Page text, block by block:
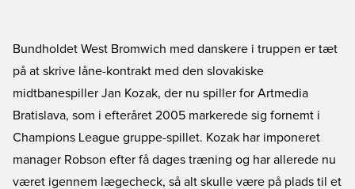
Bundholdet West Bromwich med danskere i truppen er tæt
på at skrive låne-kontrakt med den slovakiske
midtbanespiller Jan Kozak, der nu spiller for Artmedia
Bratislava, som i efteråret 2005 markerede sig fornemt i
Champions League gruppe-spillet. Kozak har imponeret
manager Robson efter få dages træning og har allerede nu
været igennem lægecheck, så alt skulle være på plads til et